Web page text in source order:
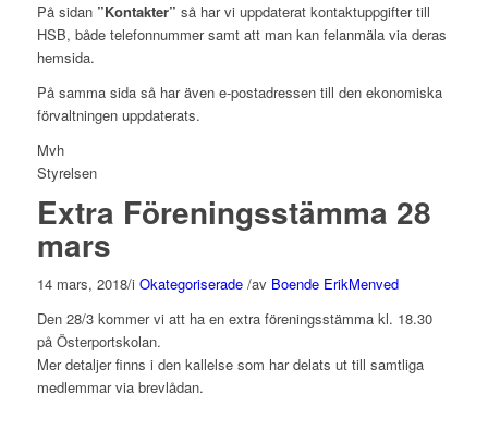
På sidan ”Kontakter” så har vi uppdaterat kontaktuppgifter till
HSB, både telefonnummer samt att man kan felanmäla via deras
hemsida.
På samma sida så har även e-postadressen till den ekonomiska
förvaltningen uppdaterats.
Mvh
Styrelsen
Extra Föreningsstämma 28
mars
14 mars, 2018/i Okategoriserade /av Boende ErikMenved
Den 28/3 kommer vi att ha en extra föreningsstämma kl. 18.30
på Österportskolan.
Mer detaljer finns i den kallelse som har delats ut till samtliga
medlemmar via brevlådan.